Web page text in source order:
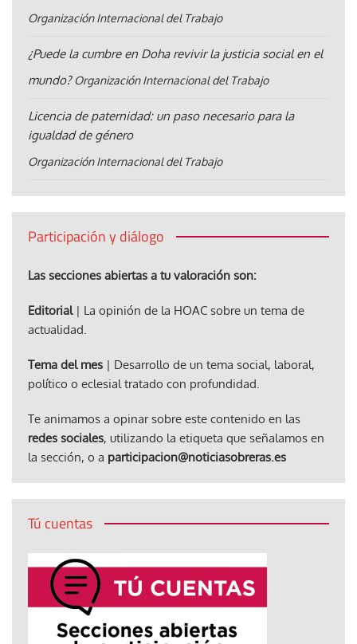
Organización Internacional del Trabajo
¿Puede la cumbre en Doha revivir la justicia social en el
mundo? Organización Internacional del Trabajo
Licencia de paternidad: un paso necesario para la
igualdad de género
Organización Internacional del Trabajo
Participación y diálogo
Las secciones abiertas a tu valoración son:
Editorial| La opinión de la HOAC sobre un tema de
actualidad.
Tema del mes | Desarrollo de un tema social, laboral,
político o eclesial tratado con profundidad.
Te animamos a opinar sobre este contenido en las
redes sociales, utilizando la etiqueta que señalamos en
la sección, o a participacion@noticiasobreras.es
Tú cuentas